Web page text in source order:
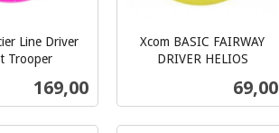
Line Driver
Trooper
Pris
169,00
Xcom BASIC FAIRWAY
DRIVER HELIOS
Pris
69,00